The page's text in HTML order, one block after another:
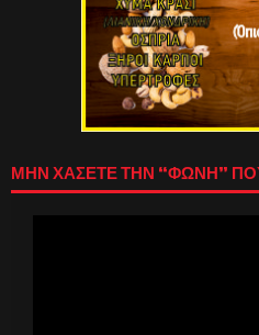
ΜΗΝ ΧΑΣΕΤΕ ΤΗΝ “ΦΩΝΗ”